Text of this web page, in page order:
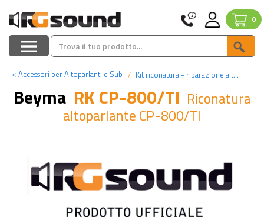
0
< Accessori per Altoparlanti e Sub Kit riconatura - riparazione altoparlanti
Beyma RK CP-800/TI Riconatura
altoparlante CP-800/TI